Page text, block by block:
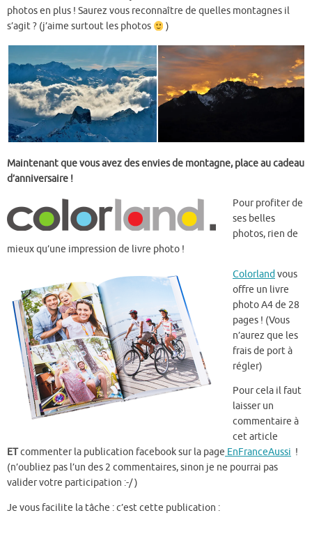
photos en plus ! Saurez vous reconnaître de quelles montagnes il
s’agit ? (j’aime surtout les photos
)
Maintenant que vous avez des envies de montagne, place au cadeau
d’anniversaire !
Pour profiter de
ses belles
photos, rien de
mieux qu’une impression de livre photo !
Colorland vous
offre un livre
photo A4 de 28
pages ! (Vous
n’aurez que les
frais de port à
régler)
Pour cela il faut
laisser un
commentaire à
cet article
ETcommenter la publication facebook sur la page EnFranceAussi !
(n’oubliez pas l’un des 2 commentaires, sinon je ne pourrai pas
valider votre participation :-/ )
Je vous facilite la tâche : c’est cette publication :